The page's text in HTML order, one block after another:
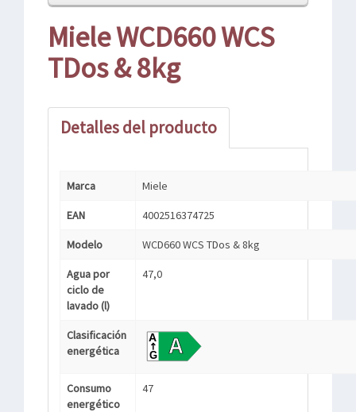
Miele WCD660 WCS
TDos & 8kg
Detalles del producto
Marca Miele
EAN 4002516374725
Modelo WCD660 WCS TDos & 8kg
Agua por
ciclo de
lavado (l)
47,0
Clasificación
energética
Consumo
energético
47